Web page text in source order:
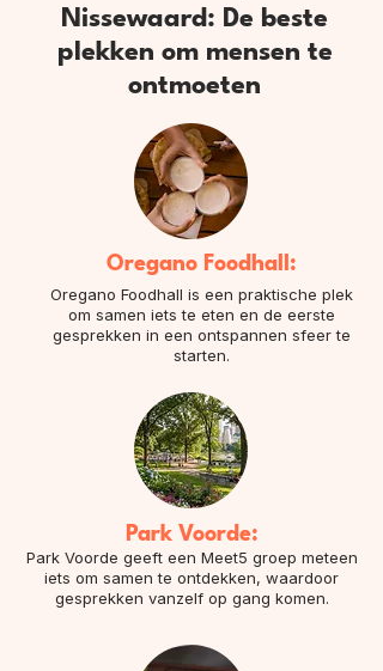
Nissewaard: De beste
plekken om mensen te
ontmoeten
Oregano Foodhall:
Oregano Foodhall is een praktische plek
om samen iets te eten en de eerste
gesprekken in een ontspannen sfeer te
starten.
Park Voorde:
Park Voorde geeft een Meet5 groep meteen
iets om samen te ontdekken, waardoor
gesprekken vanzelf op gang komen.